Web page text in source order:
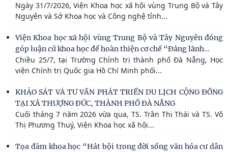
Ngày 31/7/2026, Viện Khoa học xã hội vùng Trung Bộ và Tây
Nguyên và Sở Khoa học và Công nghệ tỉnh...
Viện Khoa học xã hội vùng Trung Bộ và Tây Nguyên đóng
góp luận cứ khoa học để hoàn thiện cơ chế “Đảng lãnh…
Chiều 25/7, tại Trường Chính trị thành phố Đà Nẵng, Học
viện Chính trị Quốc gia Hồ Chí Minh phối...
KHẢO SÁT VÀ TƯ VẤN PHÁT TRIỂN DU LỊCH CỘNG ĐỒNG
TẠI XÃ THƯỢNG ĐỨC, THÀNH PHỐ ĐÀ NẴNG
Cuối tháng 7 năm 2026 vừa qua, TS. Trần Thị Thái và TS. Võ
Thị Phương Thuý, Viện Khoa học xã hội...
Tọa đàm khoa học “Hát bội trong đời sống văn hóa cư dân